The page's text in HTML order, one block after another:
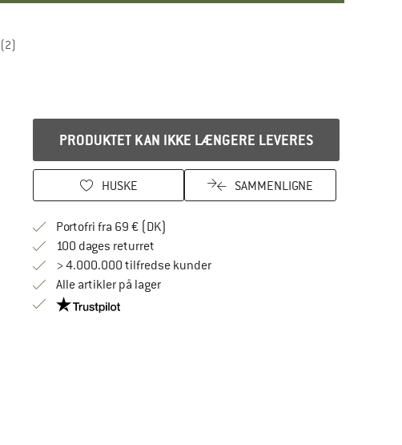
(2)
PRODUKTET KAN IKKE LÆNGERE LEVERES
HUSKE SAMMENLIGNE
Portofri fra 69 € (DK)
100 dages returretGå til returretten her Åbnes i en infoboks
> 4.000.000 tilfredse kunder
Alle artikler på lager
Vi er Trustpilot-certificeret - oplysningerne får du